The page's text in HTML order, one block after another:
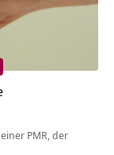
PMR, der